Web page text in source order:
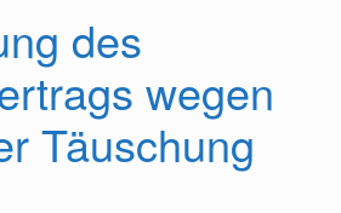
des
wegen
Täuschung